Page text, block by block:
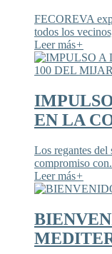
FECOREVA
todos los
Leer más+
EN LA
Los regantes del
compromiso
Leer más+